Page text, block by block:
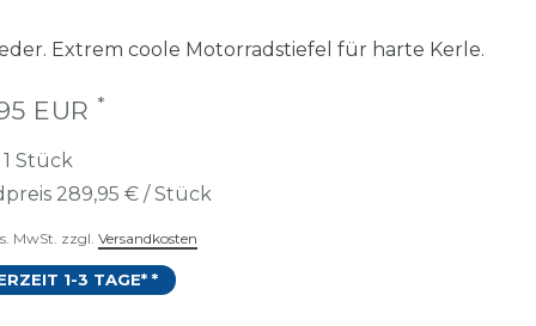
Extrem coole Motorradstiefel für harte Kerle.
EUR*
1 Stück
289,95 € / Stück
MwSt. zzgl. Versandkosten
1-3 TAGE* *